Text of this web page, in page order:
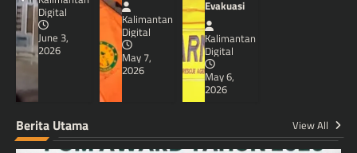
Digital
June 3,
2026
Kalimantan
Digital
May 7,
2026
Evakuasi
Kalimantan
Digital
May 6,
2026
Berita Utama View All